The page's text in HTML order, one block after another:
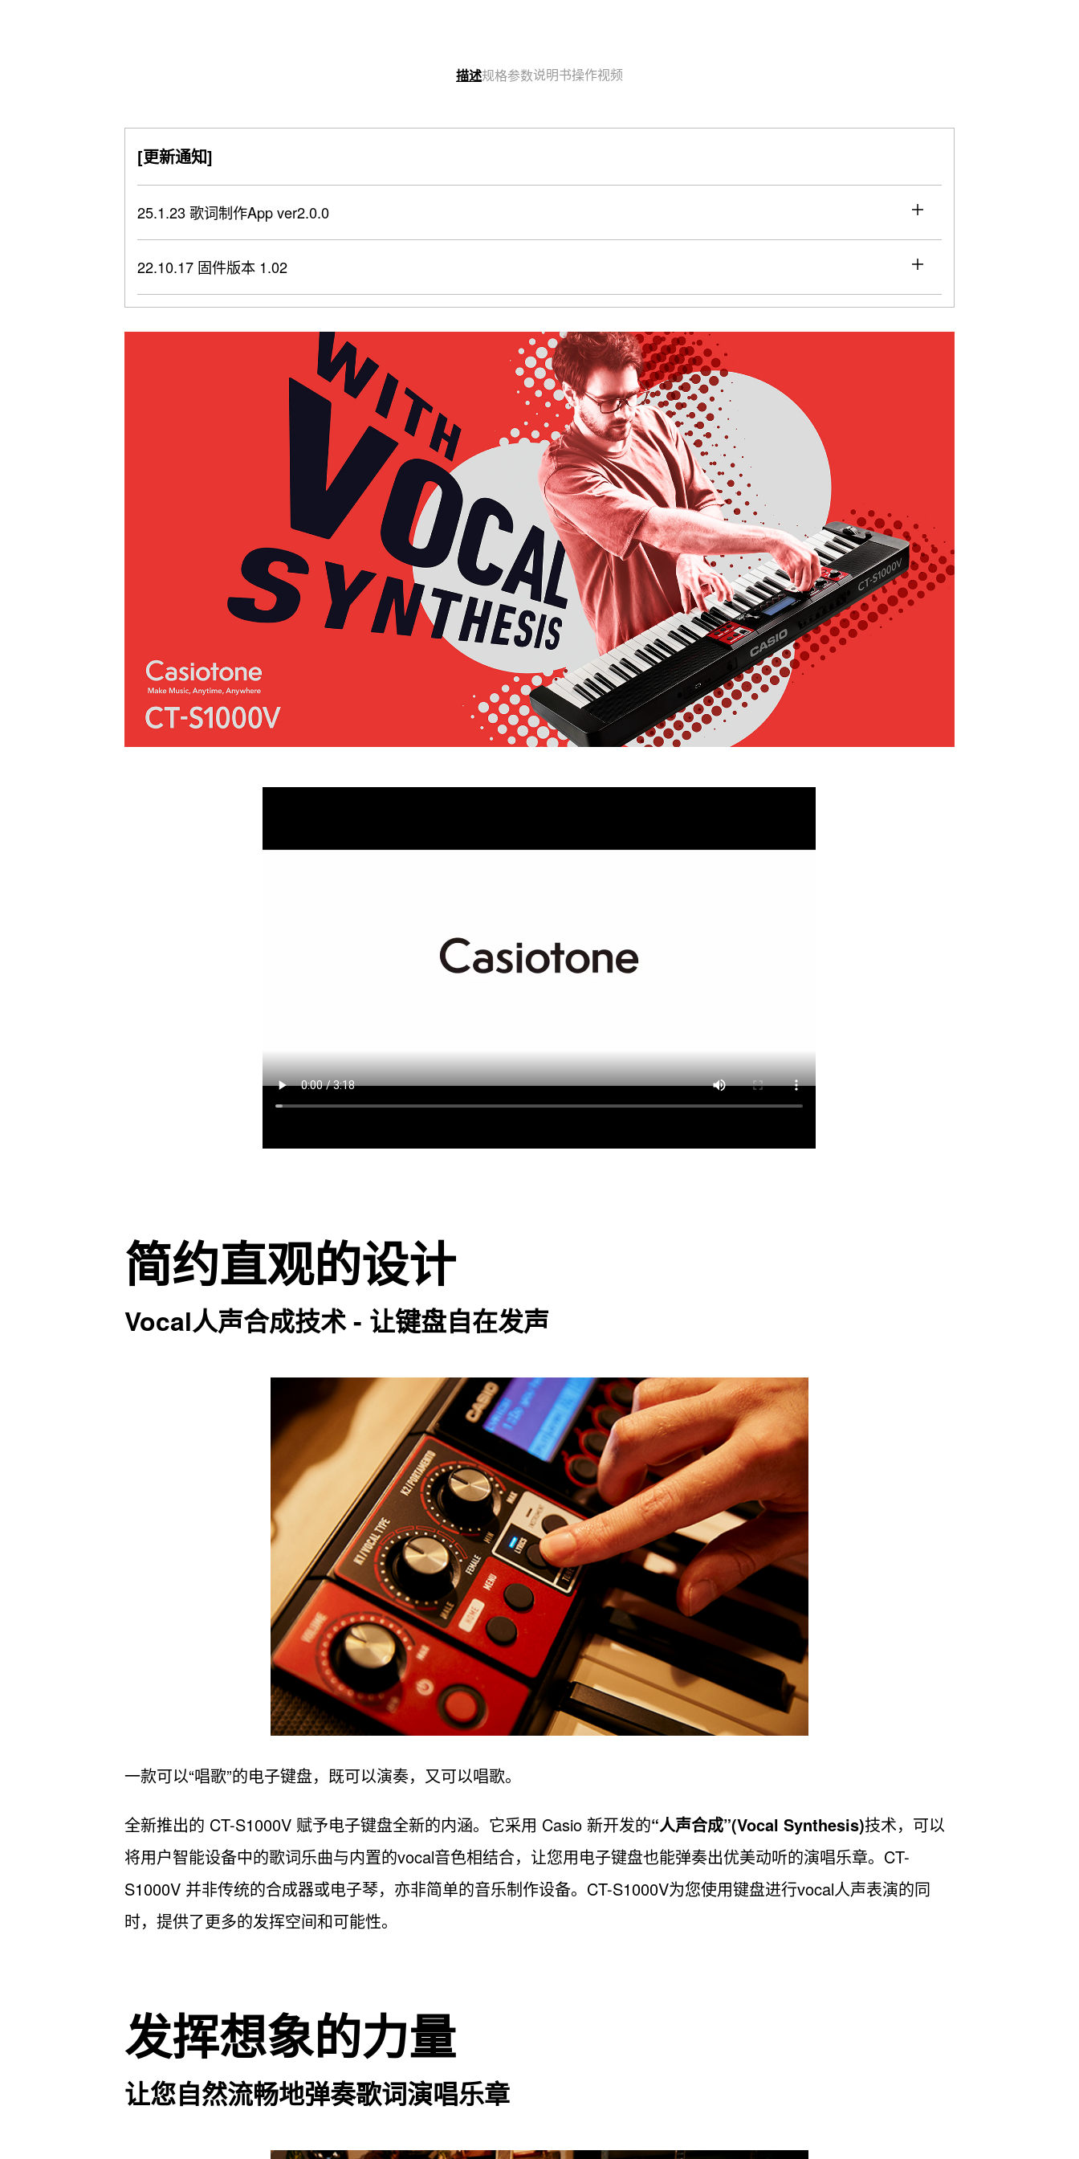
描述规格参数说明书操作视频
[更新通知]
25.1.23 歌词制作App ver2.0.0
22.10.17 固件版本 1.02
简约直观的设计
Vocal人声合成技术 - 让键盘自在发声
一款可以“唱歌”的电子键盘，既可以演奏，又可以唱歌。
全新推出的 CT-S1000V 赋予电子键盘全新的内涵。它采用 Casio 新开发的“人声合成”(Vocal Synthesis)技术，可以
将用户智能设备中的歌词乐曲与内置的vocal音色相结合，让您用电子键盘也能弹奏出优美动听的演唱乐章。CT-
S1000V 并非传统的合成器或电子琴，亦非简单的音乐制作设备。CT-S1000V为您使用键盘进行vocal人声表演的同
时，提供了更多的发挥空间和可能性。
发挥想象的力量
让您自然流畅地弹奏歌词演唱乐章